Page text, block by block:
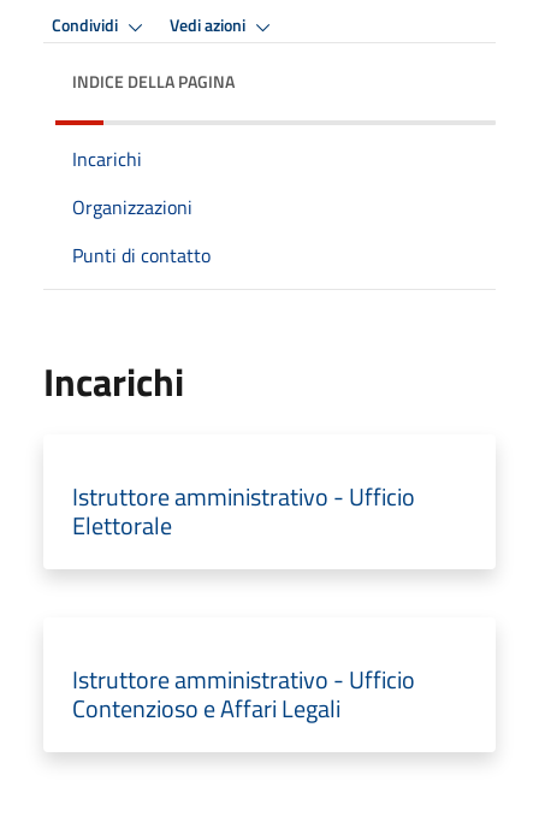
Condividi Vedi azioni
INDICE DELLA PAGINA
Incarichi
Organizzazioni
Punti di contatto
Incarichi
Istruttore amministrativo - Ufficio
Elettorale
Istruttore amministrativo - Ufficio
Contenzioso e Affari Legali